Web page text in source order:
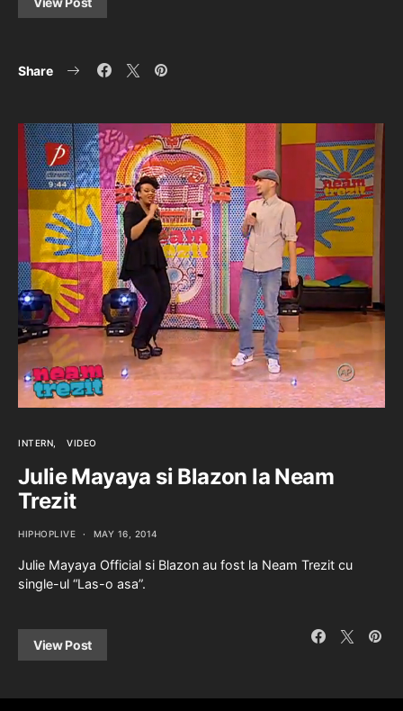
Share
INTERN VIDEO
Julie Mayaya si Blazon la Neam
Trezit
HIPHOPLIVE MAY 16, 2014
Julie Mayaya Official si Blazon au fost la Neam Trezit cu
single-ul “Las-o asa”.
View Post